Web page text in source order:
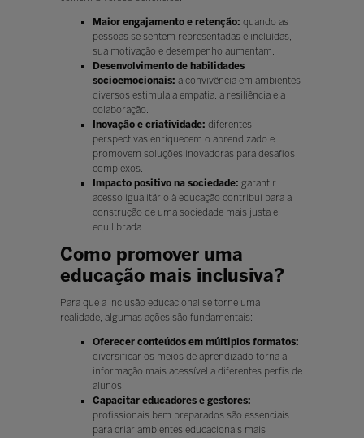
Maior engajamento e retenção: quando as
pessoas se sentem representadas e incluídas,
sua motivação e desempenho aumentam.
Desenvolvimento de habilidades
socioemocionais: a convivência em ambientes
diversos estimula a empatia, a resiliência e a
colaboração.
Inovação e criatividade: diferentes
perspectivas enriquecem o aprendizado e
promovem soluções inovadoras para desafios
complexos.
Impacto positivo na sociedade: garantir
acesso igualitário à educação contribui para a
construção de uma sociedade mais justa e
equilibrada.
Como promover uma
educação mais inclusiva?
Para que a inclusão educacional se torne uma
realidade, algumas ações são fundamentais:
Oferecer conteúdos em múltiplos formatos:
diversificar os meios de aprendizado torna a
informação mais acessível a diferentes perfis de
alunos.
Capacitar educadores e gestores:
profissionais bem preparados são essenciais
para criar ambientes educacionais mais